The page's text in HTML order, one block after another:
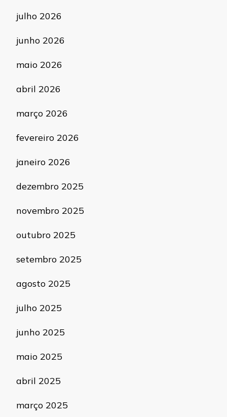
julho 2026
junho 2026
maio 2026
abril 2026
março 2026
fevereiro 2026
janeiro 2026
dezembro 2025
novembro 2025
outubro 2025
setembro 2025
agosto 2025
julho 2025
junho 2025
maio 2025
abril 2025
março 2025